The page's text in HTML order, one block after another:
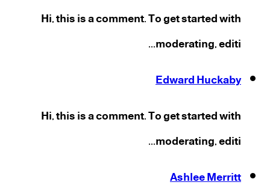
Hi, this is a comment. To get started with
moderating, editi...
Edward Huckaby
Hi, this is a comment. To get started with
moderating, editi...
Ashlee Merritt